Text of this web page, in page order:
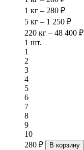
1 кг – 280 ₽
5 кг – 1 250 ₽
220 кг – 48 400 ₽
1 шт.
1
2
3
4
5
6
7
8
9
10
280 ₽
В корзину